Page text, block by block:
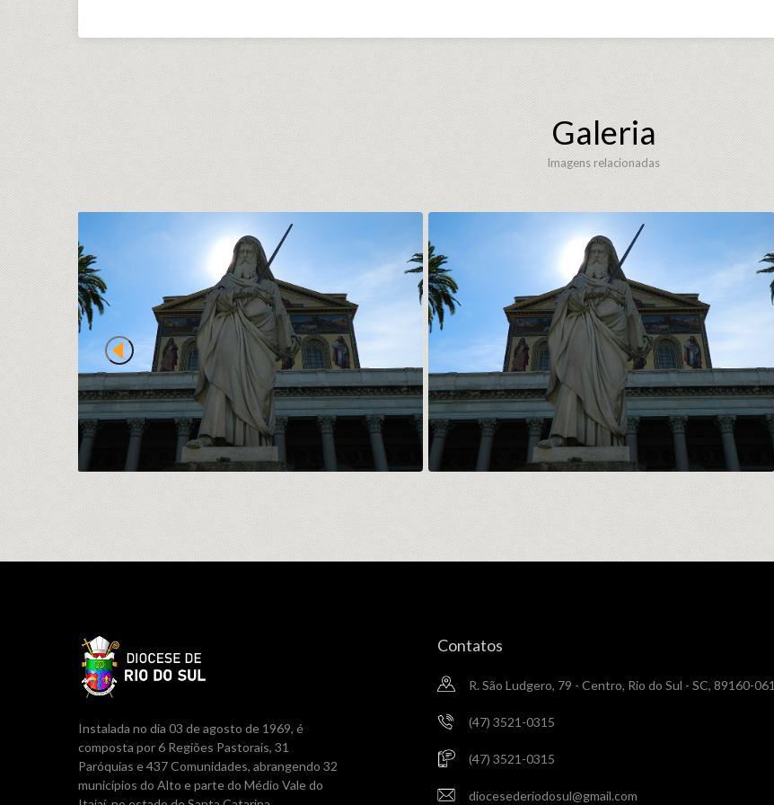
Galeria
Imagens relacionadas
Instalada no dia 03 de agosto de 1969, é
composta por 6 Regiões Pastorais, 31
Paróquias e 437 Comunidades, abrangendo 32
municípios do Alto e parte do Médio Vale do
Contatos
R. São Ludgero, 79 - Centro, Rio do Sul - SC, 89160-061
(47) 3521-0315
(47) 3521-0315
diocesederiodosul@gmail.com